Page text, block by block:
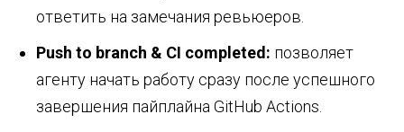
ответить на замечания ревьюеров.
Push to branch & CI completed: позволяет
агенту начать работу сразу после успешного
завершения пайплайна GitHub Actions.